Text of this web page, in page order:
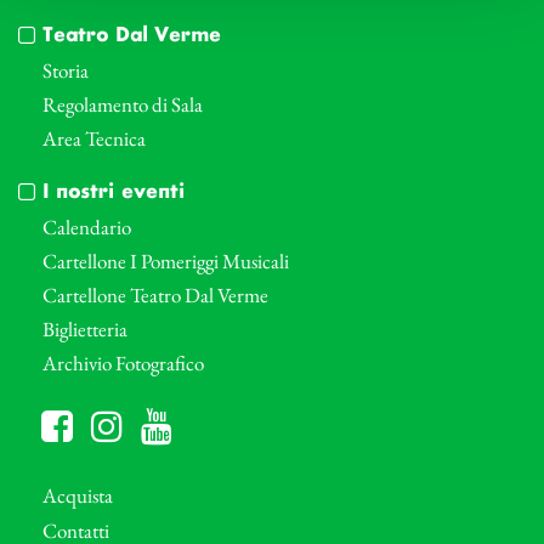
Teatro Dal Verme
Storia
Regolamento di Sala
Area Tecnica
I nostri eventi
Calendario
Cartellone I Pomeriggi Musicali
Cartellone Teatro Dal Verme
Biglietteria
Archivio Fotografico
Acquista
Contatti